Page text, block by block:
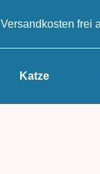
Versandkosten frei
Katze